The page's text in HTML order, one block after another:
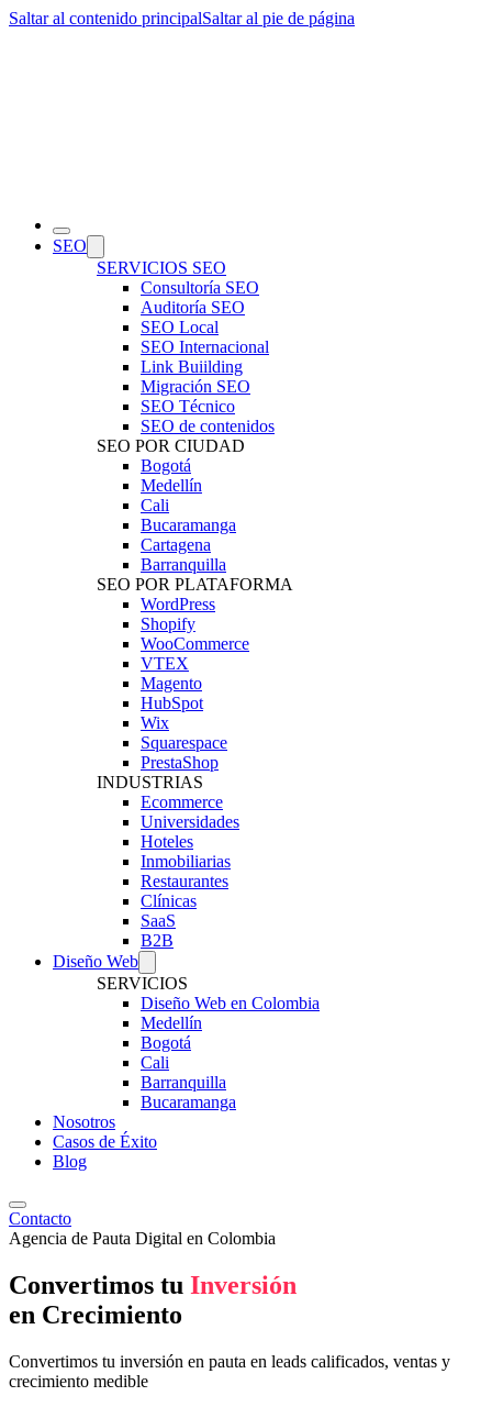
Saltar al contenido principalSaltar al pie de página
SEO
SERVICIOS SEO
Consultoría SEO
Auditoría SEO
SEO Local
SEO Internacional
Link Buiilding
Migración SEO
SEO Técnico
SEO de contenidos
SEO POR CIUDAD
Bogotá
Medellín
Cali
Bucaramanga
Cartagena
Barranquilla
SEO POR PLATAFORMA
WordPress
Shopify
WooCommerce
VTEX
Magento
HubSpot
Wix
Squarespace
PrestaShop
INDUSTRIAS
Ecommerce
Universidades
Hoteles
Inmobiliarias
Restaurantes
Clínicas
SaaS
B2B
Diseño Web
SERVICIOS
Diseño Web en Colombia
Medellín
Bogotá
Cali
Barranquilla
Bucaramanga
Nosotros
Casos de Éxito
Blog
Contacto
Agencia de Pauta Digital en Colombia
Convertimos tu Inversión
en Crecimiento
Convertimos tu inversión en pauta en leads calificados, ventas y
crecimiento medible